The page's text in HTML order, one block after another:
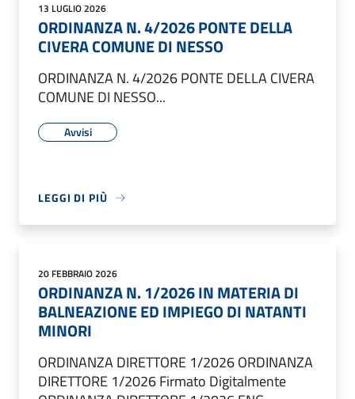
13 LUGLIO 2026
ORDINANZA N. 4/2026 PONTE DELLA
CIVERA COMUNE DI NESSO
ORDINANZA N. 4/2026 PONTE DELLA CIVERA
COMUNE DI NESSO...
Avvisi
LEGGI DI PIÙ
20 FEBBRAIO 2026
ORDINANZA N. 1/2026 IN MATERIA DI
BALNEAZIONE ED IMPIEGO DI NATANTI
MINORI
ORDINANZA DIRETTORE 1/2026 ORDINANZA
DIRETTORE 1/2026 Firmato Digitalmente